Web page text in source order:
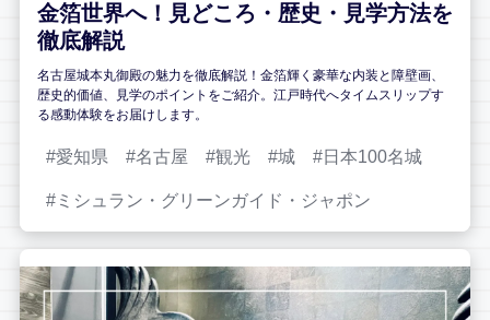
金箔世界へ！見どころ・歴史・見学方法を
徹底解説
名古屋城本丸御殿の魅力を徹底解説！金箔輝く豪華な内装と障壁画、
歴史的価値、見学のポイントをご紹介。江戸時代へタイムスリップす
る感動体験をお届けします。
愛知県 名古屋 観光 城 日本100名城
ミシュラン・グリーンガイド・ジャポン